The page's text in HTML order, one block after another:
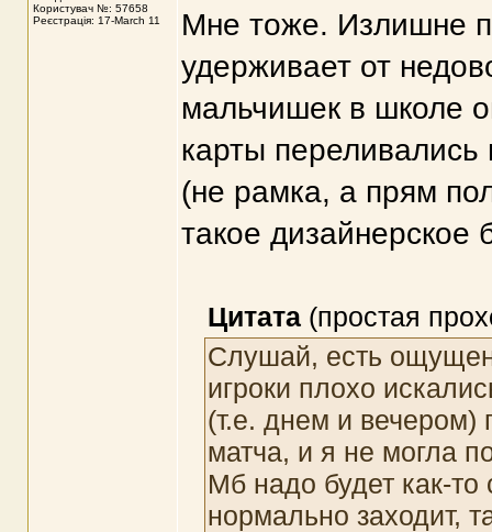
Користувач №: 57658
Реєстрація: 17-March 11
Мне тоже. Излишне
удерживает от
мальчишек в школе
карты
(не рамка, а прям
такое дизайнерское
Цитата(простая
Слушай, есть
игроки плохо
(т.е. днем и вечером)
матча, и я не могла
Мб надо будет как-то
нормально заходит,